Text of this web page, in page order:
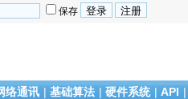
保存
络通讯 | 基础算法 | 硬件系统 | API |